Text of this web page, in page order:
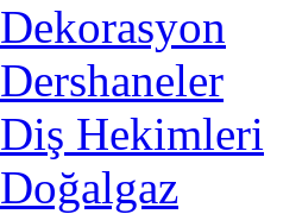
Dekorasyon
Dershaneler
Diş Hekimleri
Doğalgaz